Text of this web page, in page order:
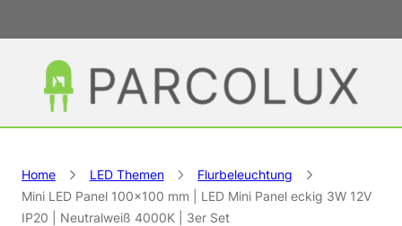
Home LED Themen
Flurbeleuchtung
Mini LED Panel 100×100 mm | LED Mini Panel eckig 3W 12V
IP20 | Neutralweiß 4000K | 3er Set